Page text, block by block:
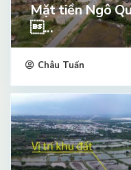
Mặt tiền Ngô
...
Châu Tuấn